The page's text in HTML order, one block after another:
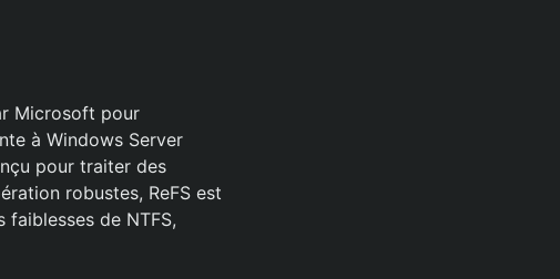
Microsoft pour
à Windows Server
pour traiter des
robustes, ReFS est
de NTFS,